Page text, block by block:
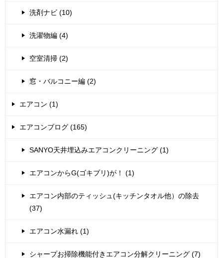
洗剤ナビ (10)
洗濯物編 (4)
空室清掃 (2)
窓・バルコニー編 (2)
エアコン (1)
エアコンブログ (165)
SANYO天井埋込みエアコンクリーニング (1)
エアコンからG(ゴキブリ)が！ (1)
エアコン内部のティッシュ(キッチンタオル他）の除去
(37)
エアコン水漏れ (1)
シャープお掃除機能付きエアコン分解クリーニング (7)